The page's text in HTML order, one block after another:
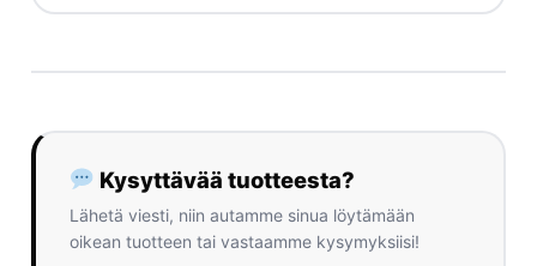
Kysyttävää tuotteesta?
Lähetä viesti, niin autamme sinua löytämään
oikean tuotteen tai vastaamme kysymyksiisi!